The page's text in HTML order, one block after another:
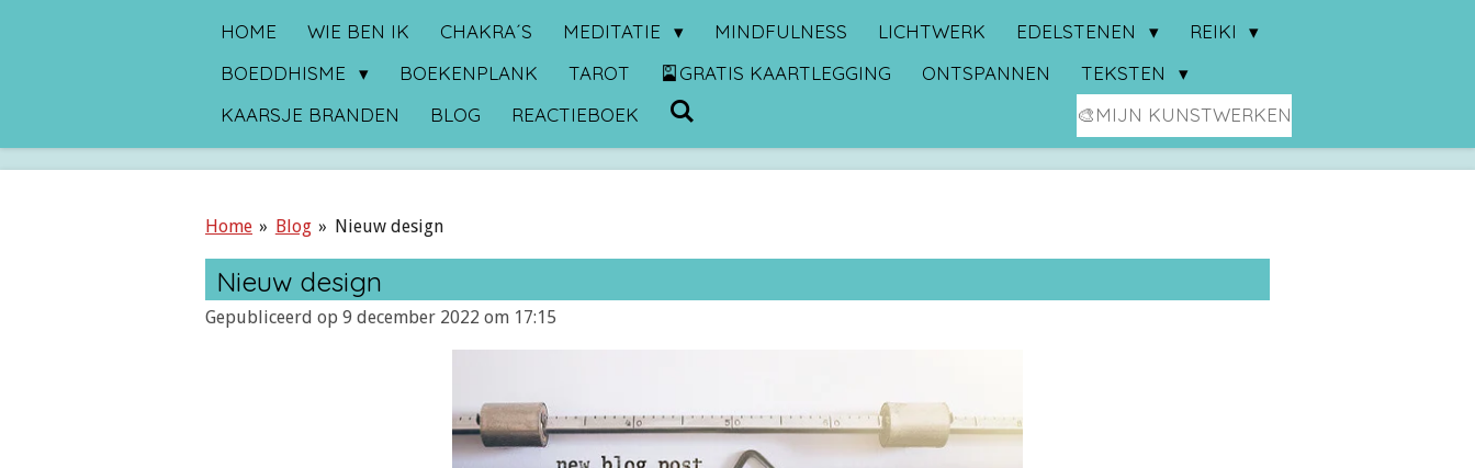
HOME WIE BEN IK CHAKRA´S MEDITATIE MINDFULNESS LICHTWERK EDELSTENEN
REIKI
BOEDDHISME
BOEKENPLANK TAROT 🎴GRATIS KAARTLEGGING ONTSPANNEN
TEKSTEN
KAARSJE BRANDEN
BLOG REACTIEBOEK 🎨MIJN KUNSTWERKEN
Home » Blog » Nieuw design
Nieuw design
Gepubliceerd op 9 december 2022 om 17:15